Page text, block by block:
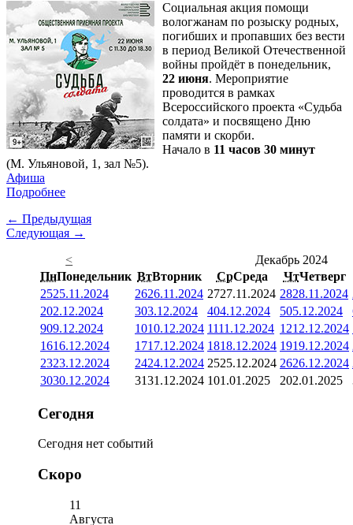
Социальная акция помощи
вологжанам по розыску родных,
погибших и пропавших без вести
в период Великой Отечественной
войны пройдёт в понедельник,
22 июня. Мероприятие
проводится в рамках
Всероссийского проекта «Судьба
солдата» и посвящено Дню
памяти и скорби.
Начало в 11 часов 30 минут
(М. Ульяновой, 1, зал №5).
Афиша
Подробнее
← Предыдущая
Следующая →
<
Декабрь 2024
ПнПонедельник ВтВторник СрСреда ЧтЧетверг
2525.11.2024 2626.11.2024 2727.11.2024 2828.11.2024
202.12.2024 303.12.2024 404.12.2024 505.12.2024
909.12.2024 1010.12.2024 1111.12.2024 1212.12.2024
1616.12.2024 1717.12.2024 1818.12.2024 1919.12.2024
2323.12.2024 2424.12.2024 2525.12.2024 2626.12.2024
3030.12.2024 3131.12.2024 101.01.2025 202.01.2025
Сегодня
Сегодня нет событий
Скоро
11
Августа